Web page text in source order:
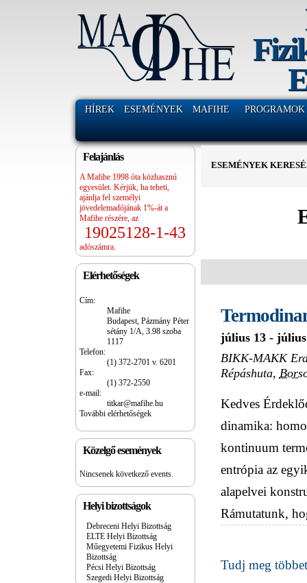
HÍREK ESEMÉNYEK MAFIHE PROGRAMOK
Felajánlás
A Mafihe 1998 óta közhasznú
egyesület. Kérjük, ha teheti,
ajánlja fel személyi
jövedelemadójának 1%-át a
Mafihe részére, az
19025128-1-43
adószámra.
Elérhetőségek
Cím:
Mafihe
Budapest, Pázmány Péter
sétány 1/A, 3.98 szoba
1117
Telefon:
(1) 372-2701 v. 6201
Fax:
(1) 372-2550
e-mail:
titkar@mafihe.hu
További elérhetőségek
Közelgő események
Nincsenek következő events.
Helyi bizottságok
Debreceni Helyi Bizottság
ELTE Helyi Bizottság
Műegyetemi Fizikus Helyi
Bizottság
Pécsi Helyi Bizottság
Szegedi Helyi Bizottság
ESEMÉNYEK
navigáció
július 13-
BIKK-MAKK
Répáshuta,
Kedves
dinamika:
kontinuum
entrópia az
alapelvei
Rámutatunk,
Tudj meg